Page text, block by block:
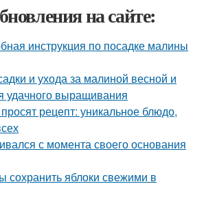
на сайте:
инструкция по посадке малины
и ухода за малиной весной и
удачного выращивания
рецепт: уникальное блюдо,
с момента своего основания
сохранить яблоки свежими в